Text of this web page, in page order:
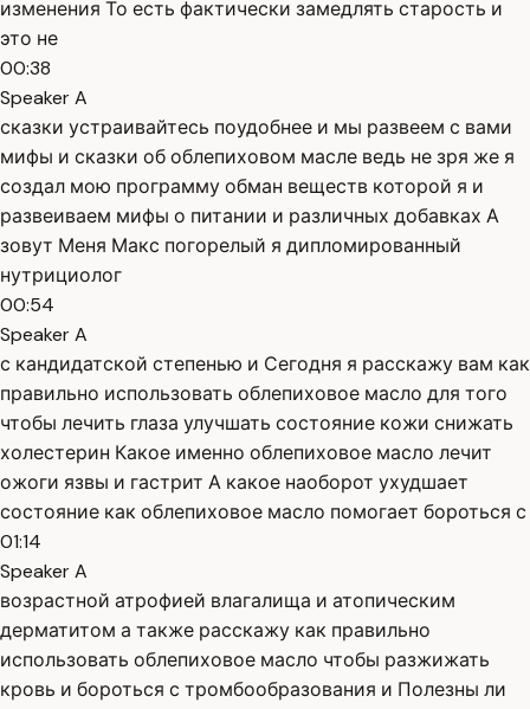
изменения То есть фактически замедлять старость и
это не
00:38
Speaker A
сказки устраивайтесь поудобнее и мы развеем с вами
мифы и сказки об облепиховом масле ведь не зря же я
создал мою программу обман веществ которой я и
развеиваем мифы о питании и различных добавках А
зовут Меня Макс погорелый я дипломированный
нутрициолог
00:54
Speaker A
с кандидатской степенью и Сегодня я расскажу вам как
правильно использовать облепиховое масло для того
чтобы лечить глаза улучшать состояние кожи снижать
холестерин Какое именно облепиховое масло лечит
ожоги язвы и гастрит А какое наоборот ухудшает
состояние как облепиховое масло помогает бороться с
01:14
Speaker A
возрастной атрофией влагалища и атопическим
дерматитом а также расскажу как правильно
использовать облепиховое масло чтобы разжижать
кровь и бороться с тромбообразования и Полезны ли